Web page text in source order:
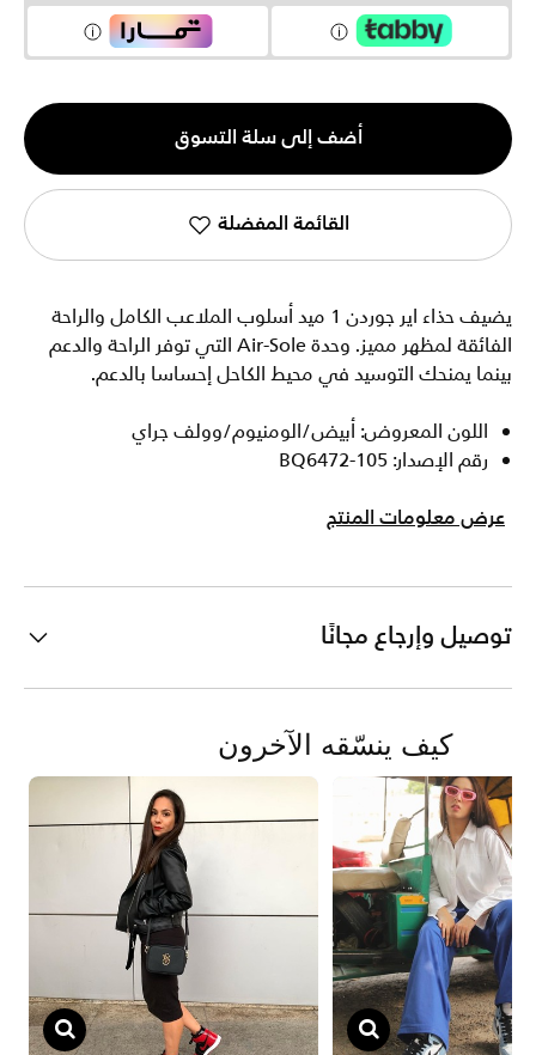
الكمية
1
أضف إلى سلة التسوق
القائمة المفضلة
يضيف حذاء اير جوردن 1 ميد أسلوب الملاعب الكامل والراحة
الفائقة لمظهر مميز. وحدة Air-Sole التي توفر الراحة والدعم
بينما يمنحك التوسيد في محيط الكاحل إحساسا بالدعم.
اللون المعروض: أبيض/الومنيوم/وولف جراي
رقم الإصدار: BQ6472-105
عرض معلومات المنتج
توصيل وإرجاع مجانًا